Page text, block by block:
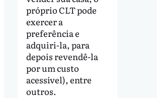
próprio CLT pode
exercer a
preferência e
adquiri-la, para
depois revendê-la
por um custo
acessível), entre
outros.